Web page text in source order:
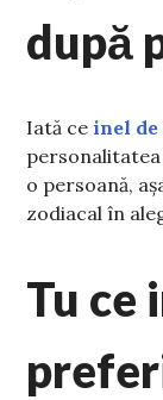
după
Iată ce inel de
o persoană,
zodiacal în
Tu ce